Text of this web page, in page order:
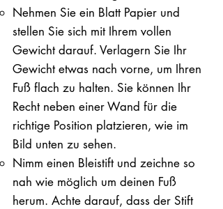
Nehmen Sie ein Blatt Papier und
stellen Sie sich mit Ihrem vollen
Gewicht darauf. ​Verlagern Sie Ihr
Gewicht etwas nach vorne, um Ihren
Fuß flach zu halten. Sie können Ihr
Recht neben einer Wand für die
richtige Position platzieren, wie im
Bild unten zu sehen.
Nimm einen Bleistift und zeichne so
nah wie möglich um deinen Fuß
herum. Achte darauf, dass der Stift